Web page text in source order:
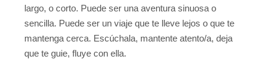
largo, o corto. Puede ser una aventura sinuosa o
sencilla. Puede ser un viaje que te lleve lejos o que te
mantenga cerca. Escúchala, mantente atento/a, deja
que te guie, fluye con ella.